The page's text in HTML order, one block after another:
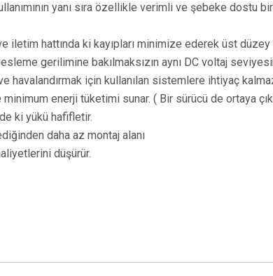
yanı sıra özellikle verimli ve şebeke dostu
iletim hattında ki kayıpları minimize ederek üst düzey
gerilimine bakılmaksızın aynı DC voltaj
havalandırmak için kullanılan sistemlere ihtiyaç
enerji tüketimi sunar. ( Bir sürücü de ortaya
ki yükü hafifletir.
daha az montaj alanı
düşürür.